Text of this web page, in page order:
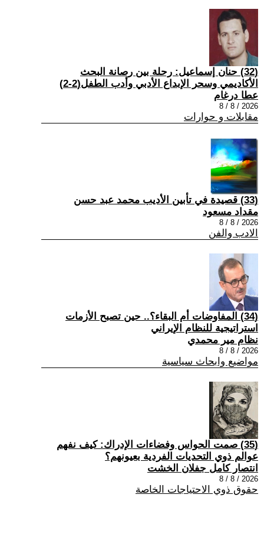
(32) حنان إسماعيل: رحلة بين رصانة البحث
الأكاديمي وسحر الإبداع الأدبي وأدب الطفل(2-2)
عطا درغام
2026 / 8 / 8
مقابلات و حوارات
(33) قصيدة في تأبين الأديب محمد عبد حسن
مقداد مسعود
2026 / 8 / 8
الادب والفن
(34) المفاوضات أم البقاء؟.. حين تصبح الأزمات
استراتيجية للنظام الإيراني
نظام مير محمدي
2026 / 8 / 8
مواضيع وابحاث سياسية
(35) صمت الحواس وفضاءات الإدراك: كيف نفهم
عوالم ذوي التحديات الفردية بعيونهم؟
انتصار كامل جفلان الخشت
2026 / 8 / 8
حقوق ذوي الاحتياجات الخاصة